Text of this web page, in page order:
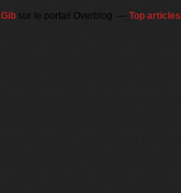
Gib sur le portail Overblog Top articles